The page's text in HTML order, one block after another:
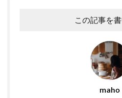
この記事を
maho